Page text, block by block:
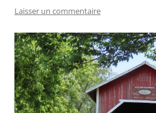
Laisser un commentaire